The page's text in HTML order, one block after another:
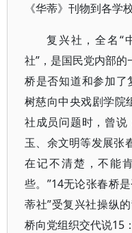
《华蒂》刊物到各学
复兴社，全名“
社”，是国民党内部
桥是否知道和参加
树慈向中央戏剧学院
社成员问题时，曾说
玉、余文明等发展张
在记不清楚，不能
些。”14无论张春桥
蒂社”受复兴社操纵
桥向党组织交代说15：